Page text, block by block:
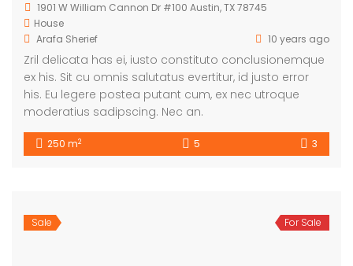
1901 W William Cannon Dr #100 Austin, TX 78745
House
Arafa Sherief
10 years ago
Zril delicata has ei, iusto constituto conclusionemque
ex his. Sit cu omnis salutatus evertitur, id justo error
his. Eu legere postea putant cum, ex nec utroque
moderatius sadipscing. Nec an.
250 m2 5 3
Sale For Sale